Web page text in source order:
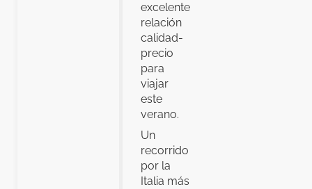
excelente
relación
calidad-
precio
para
viajar
este
verano.
Un
recorrido
por la
Italia más